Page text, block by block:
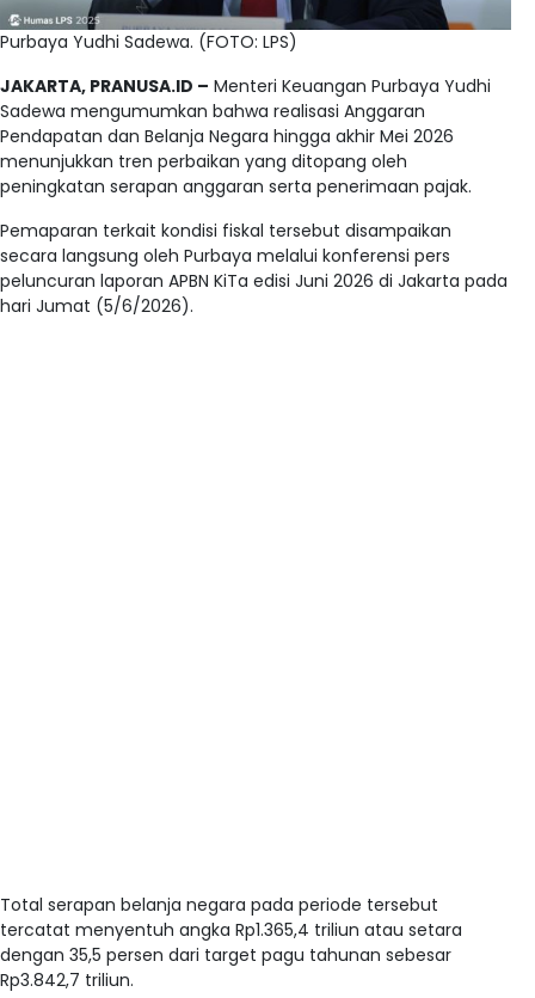
Purbaya Yudhi Sadewa. (FOTO: LPS)
JAKARTA, PRANUSA.ID – Menteri Keuangan Purbaya Yudhi
Sadewa mengumumkan bahwa realisasi Anggaran
Pendapatan dan Belanja Negara hingga akhir Mei 2026
menunjukkan tren perbaikan yang ditopang oleh
peningkatan serapan anggaran serta penerimaan pajak.
Pemaparan terkait kondisi fiskal tersebut disampaikan
secara langsung oleh Purbaya melalui konferensi pers
peluncuran laporan APBN KiTa edisi Juni 2026 di Jakarta pada
hari Jumat (5/6/2026).
Total serapan belanja negara pada periode tersebut
tercatat menyentuh angka Rp1.365,4 triliun atau setara
dengan 35,5 persen dari target pagu tahunan sebesar
Rp3.842,7 triliun.